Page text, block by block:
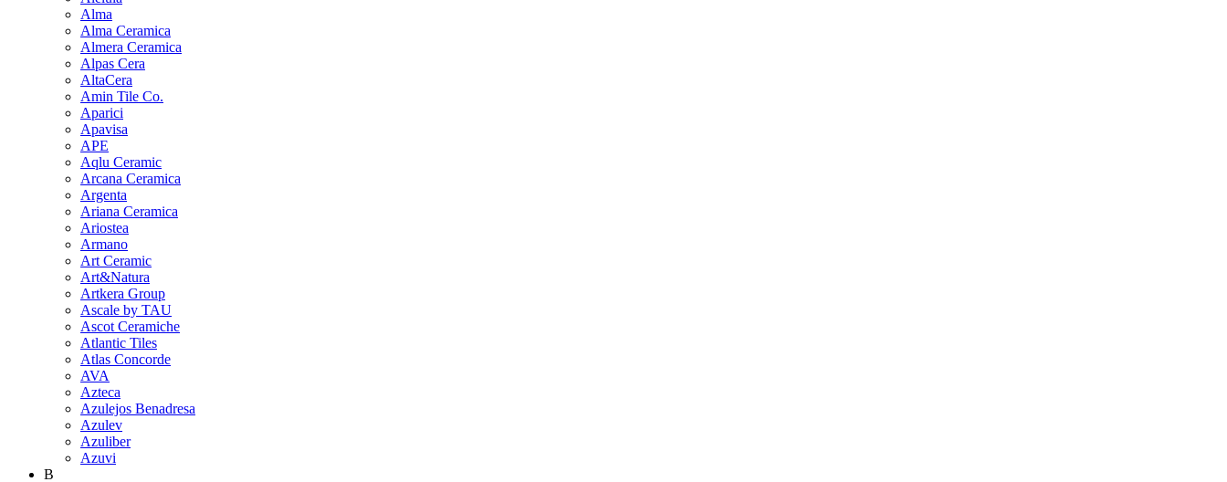
Alma
Alma Ceramica
Almera Ceramica
Alpas Cera
AltaCera
Amin Tile Co.
Aparici
Apavisa
APE
Aqlu Ceramic
Arcana Ceramica
Argenta
Ariana Ceramica
Ariostea
Armano
Art Ceramic
Art&Natura
Artkera Group
Ascale by TAU
Ascot Ceramiche
Atlantic Tiles
Atlas Concorde
AVA
Azteca
Azulejos Benadresa
Azulev
Azuliber
Azuvi
B